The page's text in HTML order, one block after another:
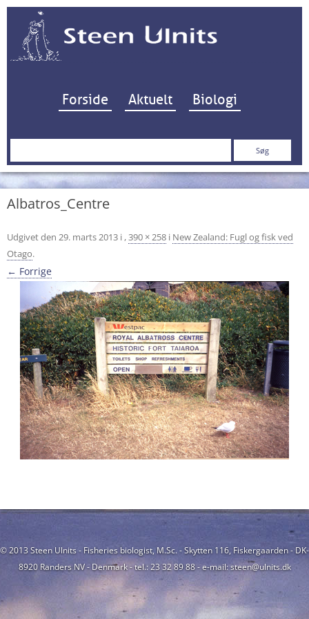
Hop til indhold
Forside Aktuelt Biologi
Søg
Albatros_Centre
Udgivet den 29. marts 2013 i ,390 × 258 i New Zealand: Fugl og fisk ved
Otago.
← Forrige
© 2013 Steen Ulnits - Fisheries biologist, M.Sc. - Skytten 116, Fiskergaarden - DK-
8920 Randers NV - Denmark - tel.: 23 32 89 88 - e-mail: steen@ulnits.dk